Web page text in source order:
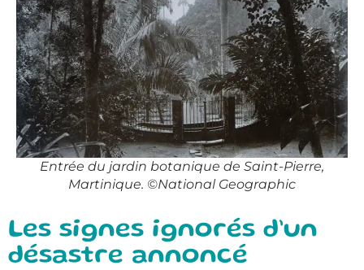
Entrée du jardin botanique de Saint-Pierre,
Martinique. ©National Geographic
Les signes ignorés d’un
désastre annoncé